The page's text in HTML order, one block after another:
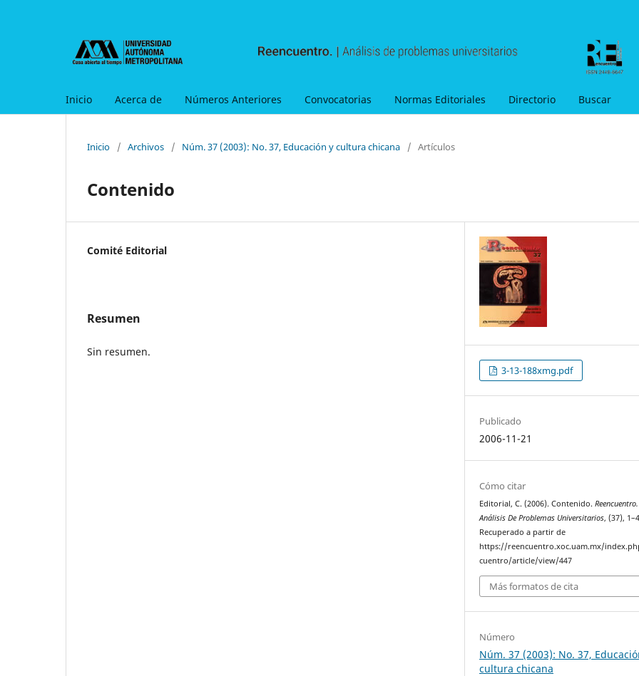
Inicio Acerca de Números Anteriores Convocatorias Normas Editoriales Directorio Buscar
Inicio / Archivos / Núm. 37 (2003): No. 37, Educación y cultura chicana / Artículos
Contenido
Comité Editorial
Resumen
Sin resumen.
3-13-188xmg.pdf
Publicado
2006-11-21
Cómo citar
Editorial, C. (2006). Contenido.Reencuentro.
Análisis De Problemas Universitarios, (37),
Recuperado a partir de
https://reencuentro.xoc.uam.mx/
cuentro/article/view/447
Más formatos de cita
Número
Núm. 37 (2003): No. 37,
cultura chicana